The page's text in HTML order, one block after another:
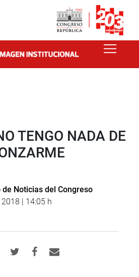
TENGO NADA DE
de Noticias del Congreso
| 14:05 h